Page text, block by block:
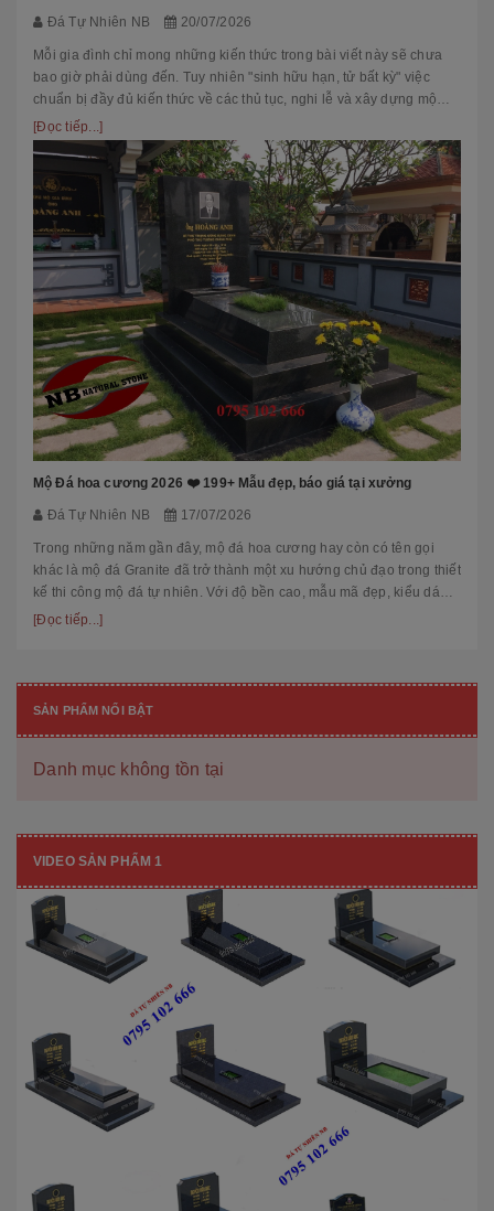
Đá Tự Nhiên NB 20/07/2026
Mỗi gia đình chỉ mong những kiến thức trong bài viết này sẽ chưa
bao giờ phải dùng đến. Tuy nhiên "sinh hữu hạn, tử bất kỳ" việc
chuẩn bị đầy đủ kiến thức về các thủ tục, nghi lễ và xây dựng mộ
phầ...
[Đọc tiếp...]
Mộ Đá hoa cương 2026 ❤️ 199+ Mẫu đẹp, báo giá tại xưởng
Đá Tự Nhiên NB 17/07/2026
Trong những năm gần đây, mộ đá hoa cương hay còn có tên gọi
khác là mộ đá Granite đã trở thành một xu hướng chủ đạo trong thiết
kế thi công mộ đá tự nhiên. Với độ bền cao, mẫu mã đẹp, kiểu dáng
hiệ...
[Đọc tiếp...]
SẢN PHẨM NỔI BẬT
Danh mục không tồn tại
VIDEO SẢN PHẨM 1